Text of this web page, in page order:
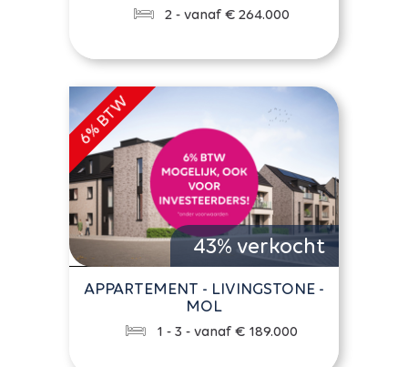
2 - vanaf € 264.000
43% verkocht
APPARTEMENT - LIVINGSTONE -
MOL
1 - 3 - vanaf € 189.000